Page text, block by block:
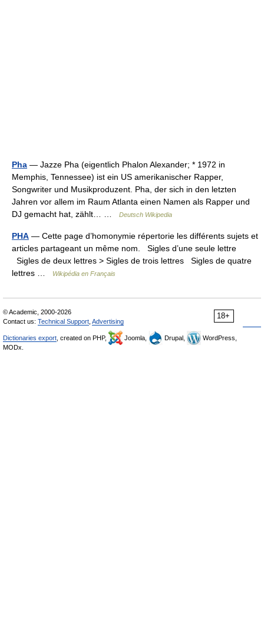
Pha — Jazze Pha (eigentlich Phalon Alexander; * 1972 in
Memphis, Tennessee) ist ein US amerikanischer Rapper,
Songwriter und Musikproduzent. Pha, der sich in den letzten
Jahren vor allem im Raum Atlanta einen Namen als Rapper und
DJ gemacht hat, zählt… …
Deutsch Wikipedia
PHA — Cette page d’homonymie répertorie les différents sujets et
articles partageant un même nom. Sigles d’une seule lettre
Sigles de deux lettres > Sigles de trois lettres Sigles de quatre
lettres …
Wikipédia en Français
18+
© Academic, 2000-2026
Contact us: Technical Support Advertising
Dictionaries export , created on PHP, Joomla, Drupal,
WordPress,
MODx.